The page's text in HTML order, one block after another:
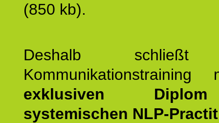
(850 kb).
Deshalb schließt
exklusiven
systemischen NLP-